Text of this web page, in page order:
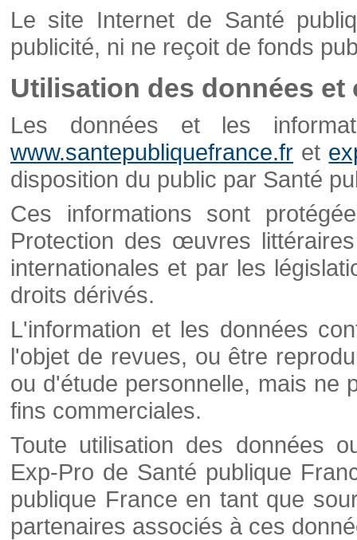
Le site Internet de Santé
publicité, ni ne reçoit de fonds
Utilisation des données et
Les données et les
www.santepubliquefrance.fr et
disposition du public par Santé
Ces informations sont
Protection des œuvres
internationales et par les
droits dérivés.
L'information et les données
l'objet de revues, ou être
ou d'étude personnelle, mais ne
fins commerciales.
Toute utilisation des données
Exp-Pro de Santé publique
publique France en tant que
partenaires associés à ces